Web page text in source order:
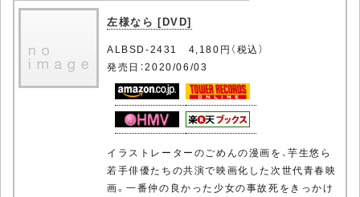
左様なら [DVD]
ALBSD-2431 4,180円（税込）
発売日：2020/06/03
イラストレーターのごめんの漫画を、芋生悠ら
若手俳優たちの共演で映画化した次世代青春映
画。一番仲の良かった少女の事故死をきっかけ